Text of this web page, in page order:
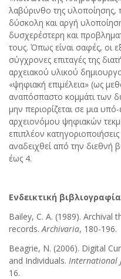
λαβύρινθο της υλοποίησης,
δύσκολη και αργή
δυσχερέστερη και
τους. Όπως είναι σαφές, οι
σύγχρονες επιταγές της
αρχειακού υλικού
«ψηφιακή επιμέλεια» (ως
αναπόσπαστο κομμάτι των
μην περιορίζεται σε μια
αρχειονόμου ψηφιακών
επιπλέον
αναδειχθεί από την διεθνή
έως 4.
Ενδεικτική
Bailey, C. A. (1989). Archival
records. Archivaria, 180-196.
Beagrie, N. (2006). Digital
and Individuals. International
16.